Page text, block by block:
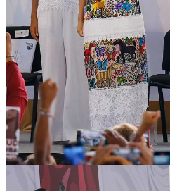
esperaban escuchar a la
Armadas de México, la
Quintana Roo sociedad y gobierno
pero este capítulo forma parte de un
pueblo de México desde hace 7
destino por uno de dignidad, justicia
Y aseguró: “Presidenta Claudia
hay quienes dentro y fuera de
gran Transformación que usted
que dañaron a nuestro país por
haciéndolo. Por lo que quiero decirle
estamos aquí para luchar junto a
Cuente con el pueblo de Quintana
gobierno y a México”.